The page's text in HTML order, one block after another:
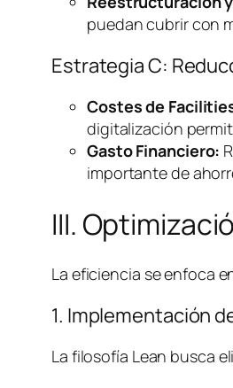
puedan cubrir con
Estrategia C:
Costes de
digitalización
Gasto Financiero:
importante de
III.
La eficiencia se enfoca
1. Implementación
La filosofía Lean busca